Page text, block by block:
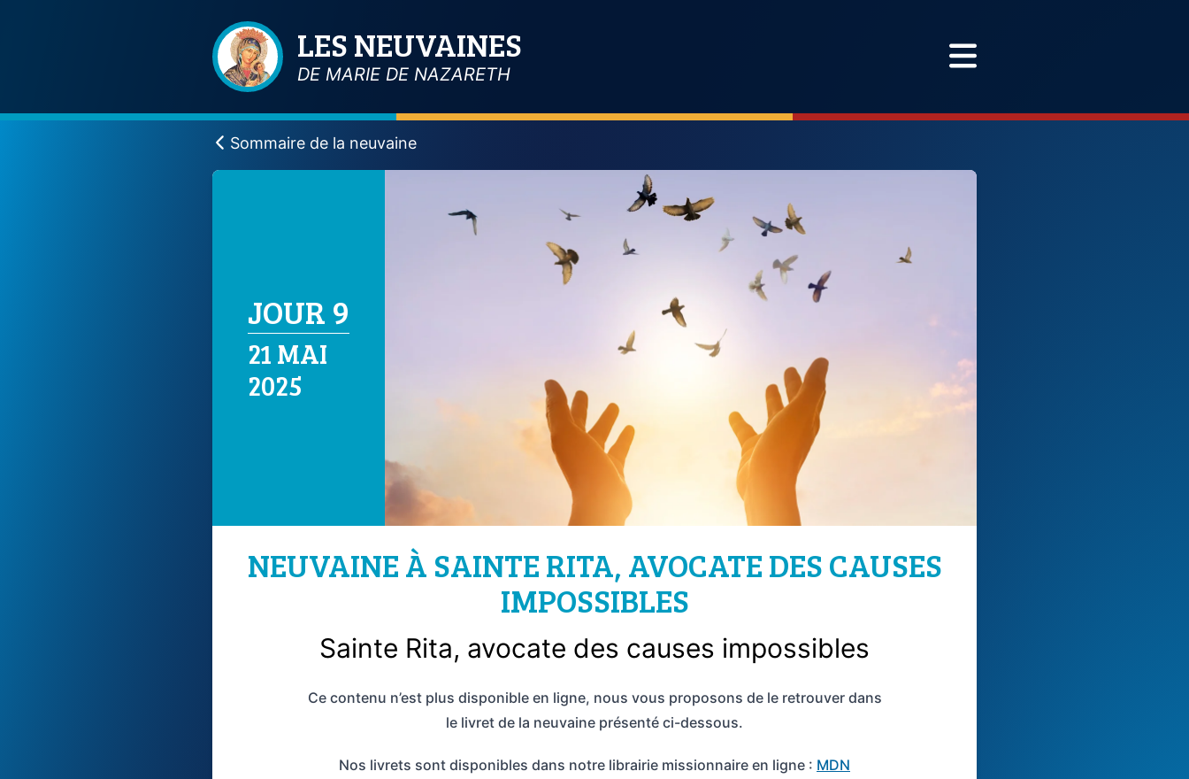
LES NEUVAINES
DE MARIE DE NAZARETH
Sommaire de la neuvaine
JOUR 9
21 MAI
2025
NEUVAINE À SAINTE RITA, AVOCATE DES CAUSES
IMPOSSIBLES
Sainte Rita, avocate des causes impossibles
Ce contenu n’est plus disponible en ligne, nous vous proposons de le retrouver dans
le livret de la neuvaine présenté ci-dessous.
Nos livrets sont disponibles dans notre librairie missionnaire en ligne : MDN